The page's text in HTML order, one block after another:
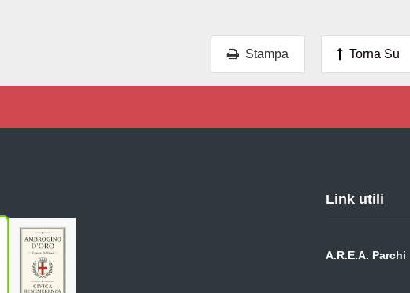
Stampa Torna Su
Link utili
A.R.E.A. Parchi